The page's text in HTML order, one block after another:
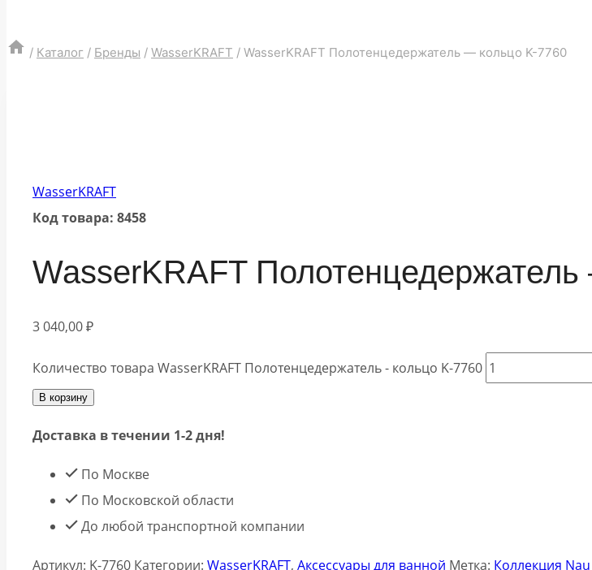
/ Каталог / Бренды / WasserKRAFT / WasserKRAFT Полотенцедержатель — кольцо K-7760
WasserKRAFT
Код товара: 8458
WasserKRAFT
3 040,00₽
Количество товара WasserKRAFT Полотенцедержатель - кольцо K-7760
В корзину
Доставка в течении 1-2 дня!
По Москве
По Московской области
До любой транспортной компании
Артикул: K-7760 Категории: WasserKRAFT, Аксессуары для ванной Метка: Коллекция